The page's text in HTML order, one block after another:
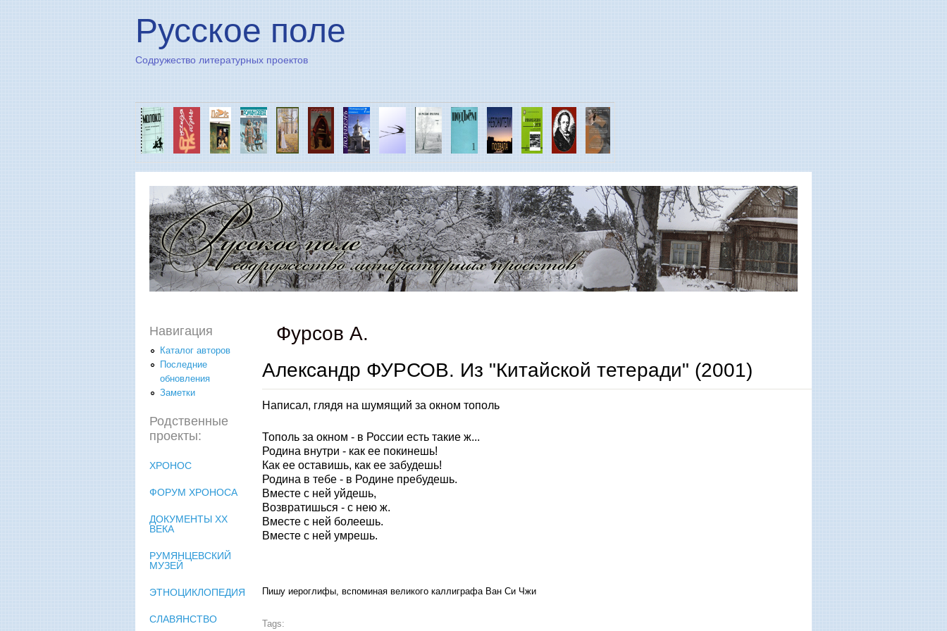
Русское поле
Содружество литературных проектов
Фурсов А.
Александр ФУРСОВ. Из "Китайской тетеради" (2001)
Написал, глядя на шумящий за окном тополь
Тополь за окном - в России есть такие ж...
Родина внутри - как ее покинешь!
Как ее оставишь, как ее забудешь!
Родина в тебе - в Родине пребудешь.
Вместе с ней уйдешь,
Возвратишься - с нею ж.
Вместе с ней болеешь.
Вместе с ней умрешь.
Пишу иероглифы, вспоминая великого каллиграфа Ван Си Чжи
Tags:
Навигация
Каталог авторов
Последние
обновления
Заметки
Родственные
проекты:
ХРОНОС
ФОРУМ ХРОНОСА
ДОКУМЕНТЫ XX
ВЕКА
РУМЯНЦЕВСКИЙ
МУЗЕЙ
ЭТНОЦИКЛОПЕДИЯ
СЛАВЯНСТВО